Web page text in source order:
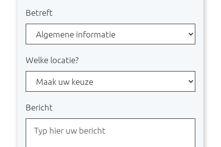
over ons
Betreft
Welke locatie?
Bericht